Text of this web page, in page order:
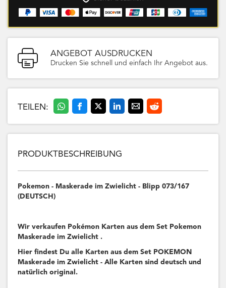
ANGEBOT AUSDRUCKEN
Drucken Sie schnell und einfach Ihr Angebot aus.
TEILEN:
PRODUKTBESCHREIBUNG
Pokemon - Maskerade im Zwielicht - Blipp 073/167
(DEUTSCH)
Wir verkaufen Pokémon Karten aus dem Set Pokemon
Maskerade im Zwielicht .
Hier findest Du alle Karten aus dem Set POKEMON
Maskerade im Zwielicht - Alle Karten sind deutsch und
natürlich original.